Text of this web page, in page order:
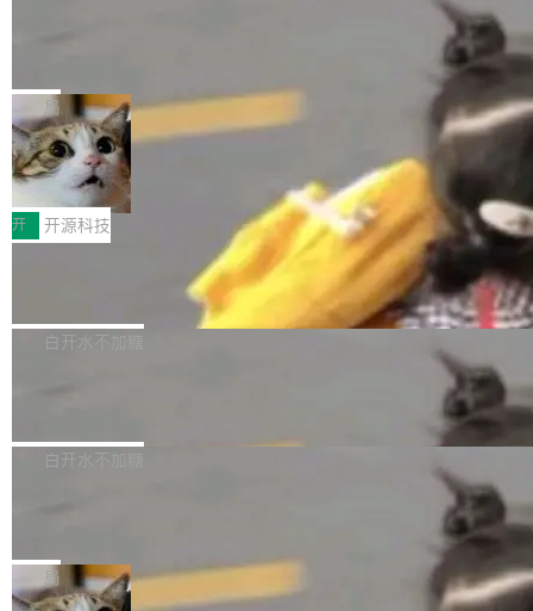
布，具体更新内容包括： feat(zero)：Zero 现
支持 --security superflag（token=...;whitelist
=...），与 Alpha 版本的格式一致，并据此对其
管理 HTTP 端点进行授权。 <blockquote> <p>
<span><strong>警告：</strong>&nbsp;Zero
的 admin ...
块钱的玩意儿——一根小竹签，一个竹筒，一头
系着涂了松香的线。甩起来，竹膜震动，发出“哇
——哇”的蝉鸣声。实物越来越难找了，有开发者
把它做成了 Web 玩具，放在 zhuzhiliao.imsai.c
c 上，并在 GitHub 开源。 玩法很简单：按住屏
幕画圈，或者直接甩手机。页面会实时显示转速
（圈/秒），声音来自真实竹知了录音的 1.72 秒
采样，无缝循环。音频解码失败时，还有一套合
成兜底——锯齿波振荡器模拟脉冲，并联带通共
局
30倍效率升级：解锁医学影像数据要素
价值化的真实路径
完成一例腹部CT影像标注，张医生过去需要约1
20个小时。他必须在数百张连续影像上，一笔一
笔勾画边界，一层一层识别肌肉组织。如今，使
用东软飞标医学影像标注平台，同样的工作缩短
至4小时，效率提升30倍。 这组数字背后，改变
的不只是速度，而是把医学影像转化为AI能力的
正，才能成为机器能理解的高质量数据。医学影
张CT影像上完成像素级精细分割，让系统"...
开 开源科技
Apache Dubbo-go v3.3.2 正式发布
这个版本面向生产环境，重心在内核稳定性。我
们彻底收敛了旧配置体系，扩展了 Triple 协议与
白开水不加糖
理工具。它可以查看，转换，编辑和分类所有主
新功能 macOS：在 Connect/Share 按钮中添加
通过 AirDop 共享书籍的功能 Content server：
白开水不加糖
ube 视频，标题是"SwiftUI 七年后：一个平庸的
故事"。视频核心观点很简单：SwiftUI 发布七年
局